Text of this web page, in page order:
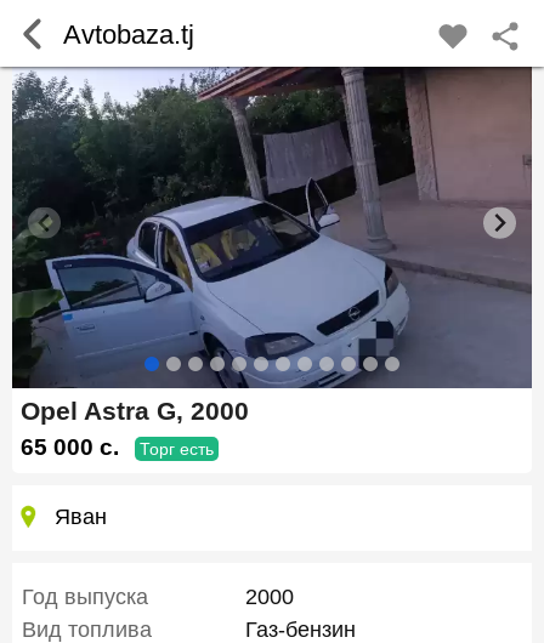
Opel Astra G, 2000
65 000 c. Торг есть
Яван
Год выпуска
2000
Вид топлива
Газ-бензин
Avtobaza.tj